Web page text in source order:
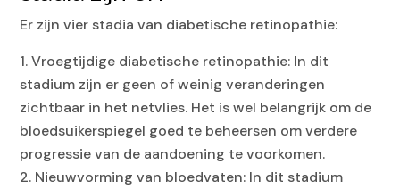
Er zijn vier stadia van diabetische retinopathie:
Vroegtijdige diabetische retinopathie: In dit
stadium zijn er geen of weinig veranderingen
zichtbaar in het netvlies. Het is wel belangrijk om de
bloedsuikerspiegel goed te beheersen om verdere
progressie van de aandoening te voorkomen.
Nieuwvorming van bloedvaten: In dit stadium